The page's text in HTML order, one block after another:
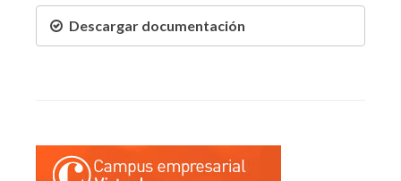
Descargar documentación